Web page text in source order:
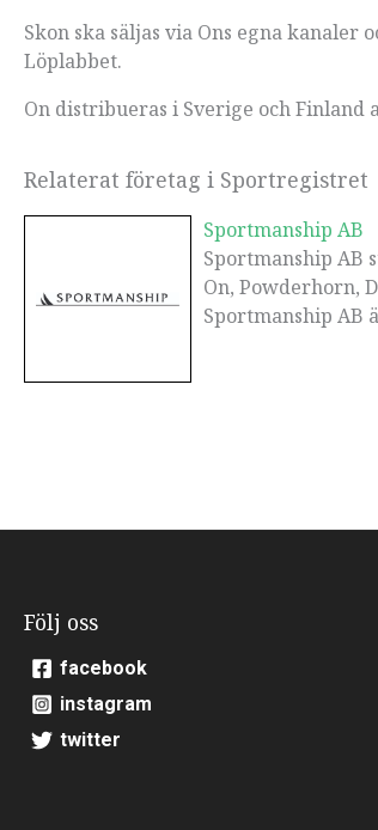
Skon ska säljas via Ons egna kanaler
Löplabbet.
On distribueras i Sverige och Finland
Relaterat företag i Sportregistret
Sportmanship AB
Sportmanship AB
On, Powderhorn,
Sportmanship AB
Följ oss
facebook
instagram
twitter